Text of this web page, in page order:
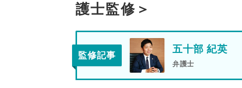
護士監修＞
監修記事
五十部 紀英
弁護士